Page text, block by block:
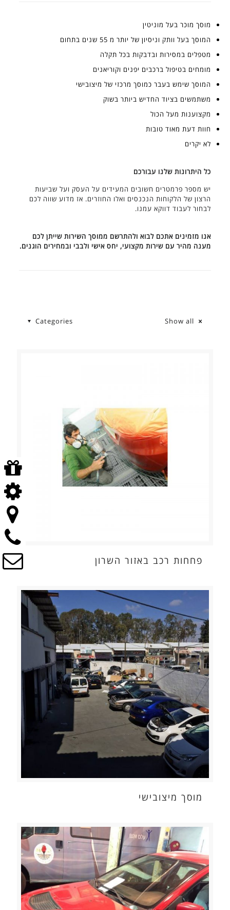
מוסך מוכר בעל מוניטין
המוסך בעל וותק וניסיון של יותר מ 55 שנים בתחום
מטפלים במסירות ובדבקות בכל תקלה
מומחים בטיפול ברכבים יפנים וקוריאנים
המוסך שימש בעבר כמוסך מרכזי של מיצובישי
משתמשים בציוד החדיש ביותר בשוק
מקצוענות מעל הכול
חוות דעת מאוד טובות
לא יקרים
כל היתרונות שלנו עבורכם
יש מספר פרמטרים חשובים המעידים על העסק ועל שביעות
הרצון של הלקוחות הנכנסים ואלו החוזרים. אז מדוע שווה לכם
לבחור לעבוד דווקא עמנו.
אנו מזמינים אתכם לבוא ולהתרשם ממוסך השירות שייתן לכם
מענה מהיר עם שירות מקצועי, יחס אישי ולבבי ובמחירים הוגנים.
Categories
פחחות רכב באזור השרון
מוסך מיצובישי